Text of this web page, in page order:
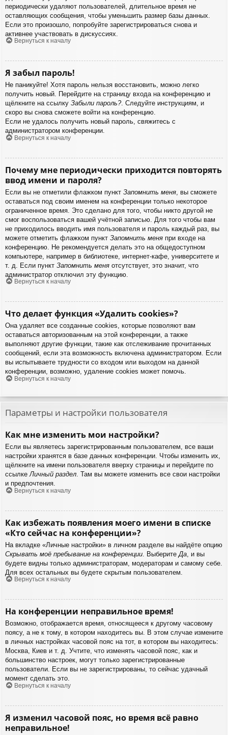
периодически удаляют пользователей, длительное время не
оставляющих сообщения, чтобы уменьшить размер базы данных.
Если это произошло, попробуйте зарегистрироваться снова и
активнее участвовать в дискуссиях.
Вернуться к началу
Я забыл пароль!
Не паникуйте! Хотя пароль нельзя восстановить, можно легко
получить новый. Перейдите на страницу входа на конференцию и
щёлкните на ссылку Забыли пароль?. Следуйте инструкциям, и
скоро вы снова сможете войти на конференцию.
Если не удалось получить новый пароль, свяжитесь с
администратором конференции.
Вернуться к началу
Почему мне периодически приходится повторять
ввод имени и пароля?
Если вы не отметили флажком пункт Запомнить меня , вы сможете
оставаться под своим именем на конференции только некоторое
ограниченное время. Это сделано для того, чтобы никто другой не
смог воспользоваться вашей учётной записью. Для того чтобы вам
не приходилось вводить имя пользователя и пароль каждый раз, вы
можете отметить флажком пункт Запомнить меня при входе на
конференцию. Не рекомендуется делать это на общедоступном
компьютере, например в библиотеке, интернет-кафе, университете и
т. д. Если пункт Запомнить меня отсутствует, это значит, что
администратор отключил эту функцию.
Вернуться к началу
Что делает функция «Удалить cookies»?
Она удаляет все созданные cookies, которые позволяют вам
оставаться авторизованным на этой конференции, а также
выполняют другие функции, такие как отслеживание прочитанных
сообщений, если эта возможность включена администратором. Если
вы испытываете трудности со входом или выходом на данной
конференции, возможно, удаление cookies может помочь.
Вернуться к началу
Параметры и настройки пользователя
Как мне изменить мои настройки?
Если вы являетесь зарегистрированным пользователем, все ваши
настройки хранятся в базе данных конференции. Чтобы изменить их,
щёлкните на имени пользователя вверху страницы и перейдите по
ссылкеЛичный раздел. Там вы можете изменить все свои настройки
и предпочтения.
Вернуться к началу
Как избежать появления моего имени в списке
«Кто сейчас на конференции»?
На вкладке «Личные настройки» в личном разделе вы найдёте опцию
Скрывать моё пребывание на конференции . Выберите Да , и вы
будете видны только администраторам, модераторам и самому себе.
Для всех остальных вы будете скрытым пользователем.
Вернуться к началу
На конференции неправильное время!
Возможно, отображается время, относящееся к другому часовому
поясу, а не к тому, в котором находитесь вы. В этом случае измените
в личных настройках часовой пояс на тот, в котором вы находитесь:
Москва, Киев и т. д. Учтите, что изменять часовой пояс, как и
большинство настроек, могут только зарегистрированные
пользователи. Если вы не зарегистрированы, то сейчас удачный
момент сделать это.
Вернуться к началу
Я изменил часовой пояс, но время всё равно
неправильное!